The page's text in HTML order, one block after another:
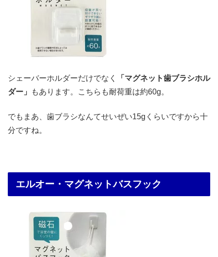
シェーバーホルダーだけでなく
「マグネット歯ブラシホル
ダー」
もあります。こちらも耐荷重は約60g。
でもまあ、歯ブラシなんてせいぜい15gくらいですから十
分ですね。
エルオー・マグネットバスフック